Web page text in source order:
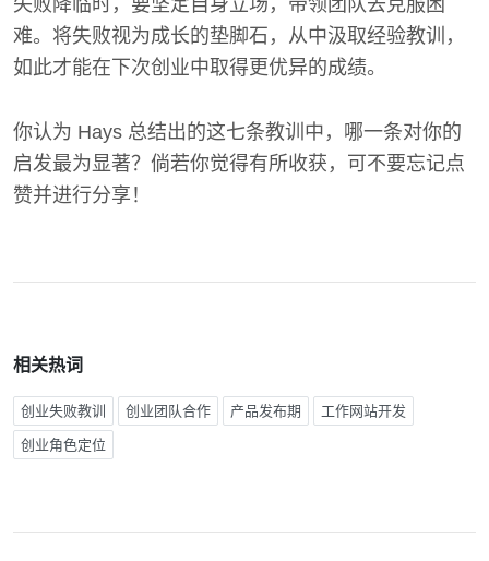
失败降临时，要坚定自身立场，带领团队去克服困
难。将失败视为成长的垫脚石，从中汲取经验教训，
如此才能在下次创业中取得更优异的成绩。
你认为 Hays 总结出的这七条教训中，哪一条对你的
启发最为显著？倘若你觉得有所收获，可不要忘记点
赞并进行分享！
相关热词
创业失败教训 创业团队合作 产品发布期 工作网站开发
创业角色定位